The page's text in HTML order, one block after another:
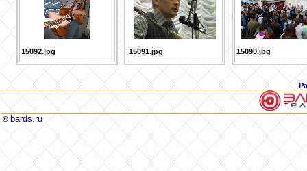
15092.jpg 15091.jpg 15090.jpg
© bards.ru